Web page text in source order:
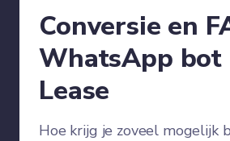
Conversie en
WhatsApp bot
Lease
Hoe krijg je zoveel mogelijk